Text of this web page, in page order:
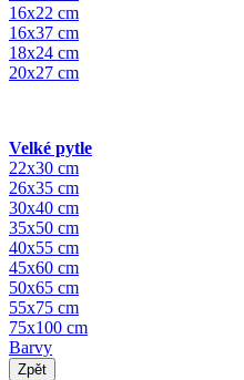
16x22 cm
16x37 cm
18x24 cm
20x27 cm
Velké pytle
22x30 cm
26x35 cm
30x40 cm
35x50 cm
40x55 cm
45x60 cm
50x65 cm
55x75 cm
75x100 cm
Barvy
Zpět